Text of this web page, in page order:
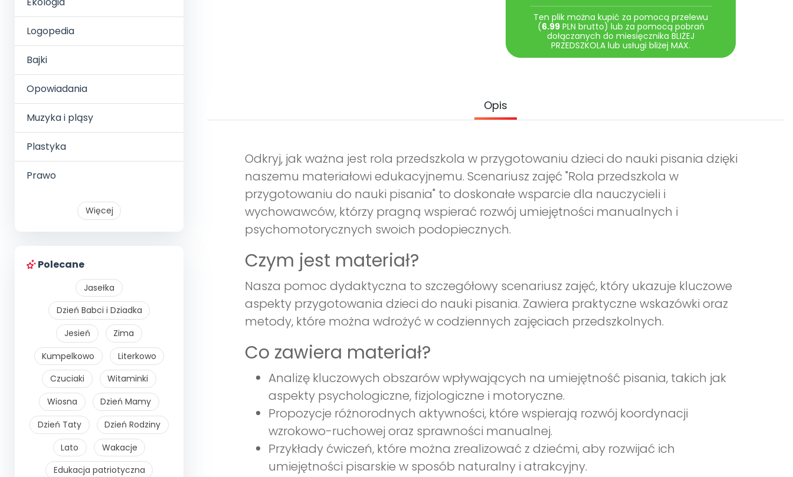
Logopedia
Bajki
Opowiadania
Muzyka i pląsy
Plastyka
Prawo
Więcej
Polecane
Jasełka
Dzień Babci i Dziadka
Jesień
Zima
Kumpelkowo
Literkowo
Czuciaki
Witaminki
Wiosna
Dzień Mamy
Dzień Taty
Dzień Rodziny
Lato
Wakacje
Edukacja patriotyczna
Ten plik można kupić za pomocą przelewu
(6.99PLN brutto) lub za pomocą pobrań
dołączanych do miesięcznika BLIŻEJ
PRZEDSZKOLA lub usługi bliżej MAX.
Opis
Odkryj, jak ważna jest rola przedszkola w przygotowaniu dzieci do nauki pisania dzięki
naszemu materiałowi edukacyjnemu. Scenariusz zajęć "Rola przedszkola w
przygotowaniu do nauki pisania" to doskonałe wsparcie dla nauczycieli i
wychowawców, którzy pragną wspierać rozwój umiejętności manualnych i
psychomotorycznych swoich podopiecznych.
Czym jest materiał?
Nasza pomoc dydaktyczna to szczegółowy scenariusz zajęć, który ukazuje kluczowe
aspekty przygotowania dzieci do nauki pisania. Zawiera praktyczne wskazówki oraz
metody, które można wdrożyć w codziennych zajęciach przedszkolnych.
Co zawiera materiał?
Analizę kluczowych obszarów wpływających na umiejętność pisania, takich jak
aspekty psychologiczne, fizjologiczne i motoryczne.
Propozycje różnorodnych aktywności, które wspierają rozwój koordynacji
wzrokowo-ruchowej oraz sprawności manualnej.
Przykłady ćwiczeń, które można zrealizować z dziećmi, aby rozwijać ich
umiejętności pisarskie w sposób naturalny i atrakcyjny.